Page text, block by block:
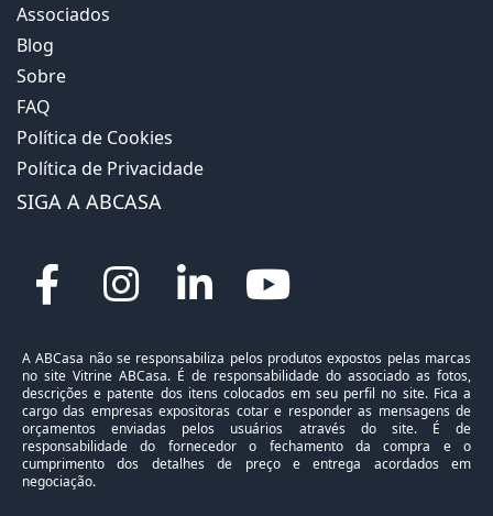
Associados
Blog
Sobre
FAQ
Política de Cookies
Política de Privacidade
SIGA A ABCASA
A ABCasa não se responsabiliza pelos produtos expostos pelas marcas
no site Vitrine ABCasa. É de responsabilidade do associado as fotos,
descrições e patente dos itens colocados em seu perfil no site. Fica a
cargo das empresas expositoras cotar e responder as mensagens de
orçamentos enviadas pelos usuários através do site. É de
responsabilidade do fornecedor o fechamento da compra e o
cumprimento dos detalhes de preço e entrega acordados em
negociação.